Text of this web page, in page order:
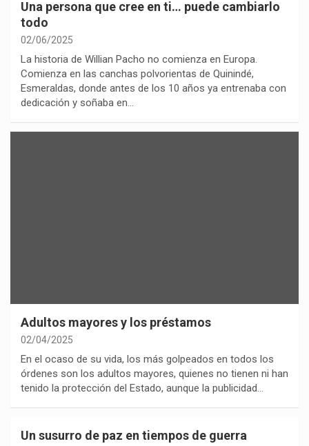
Una persona que cree en ti… puede cambiarlo
todo
02/06/2025
La historia de Willian Pacho no comienza en Europa.
Comienza en las canchas polvorientas de Quinindé,
Esmeraldas, donde antes de los 10 años ya entrenaba con
dedicación y soñaba en…
Adultos mayores y los préstamos
02/04/2025
En el ocaso de su vida, los más golpeados en todos los
órdenes son los adultos mayores, quienes no tienen ni han
tenido la protección del Estado, aunque la publicidad…
Un susurro de paz en tiempos de guerra